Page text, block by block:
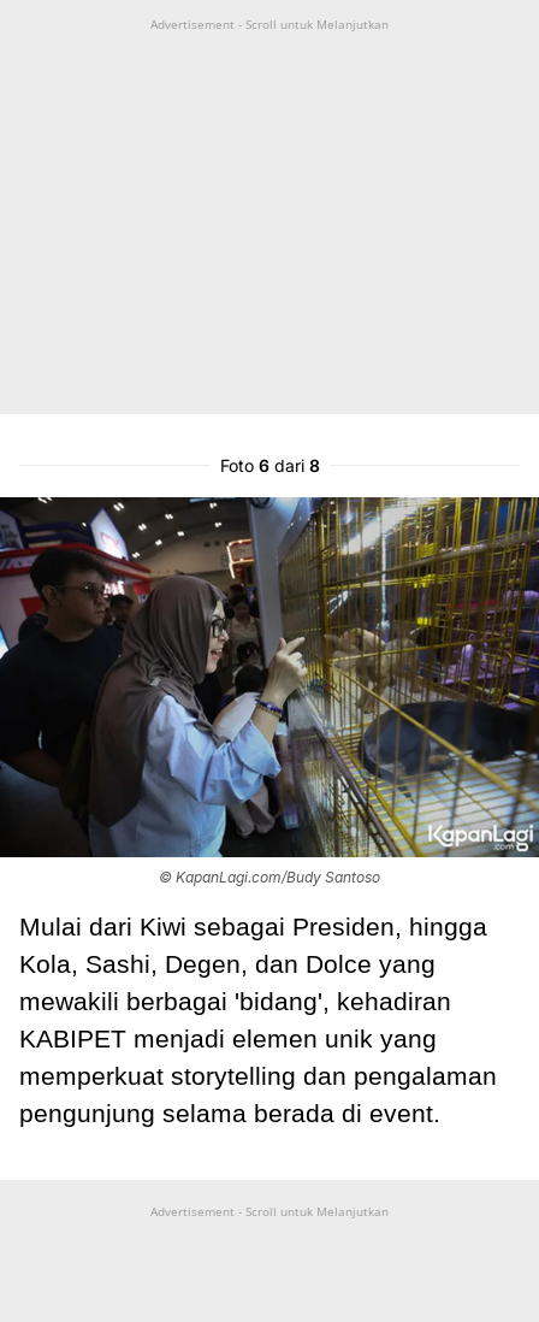
Advertisement - Scroll untuk Melanjutkan
Foto 6dari 8
© KapanLagi.com/Budy Santoso
Mulai dari Kiwi sebagai Presiden, hingga
Kola, Sashi, Degen, dan Dolce yang
mewakili berbagai 'bidang', kehadiran
KABIPET menjadi elemen unik yang
memperkuat storytelling dan pengalaman
pengunjung selama berada di event.
Advertisement - Scroll untuk Melanjutkan